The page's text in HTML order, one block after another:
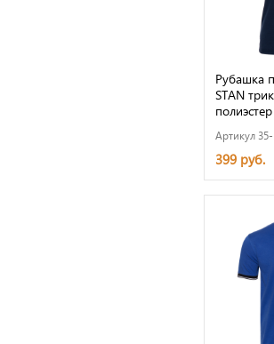
Рубашка
STAN
Артикул
399 руб.